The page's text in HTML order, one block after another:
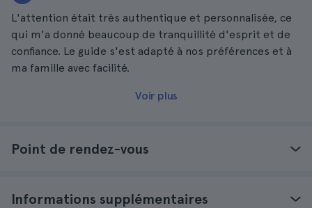
L'attention était très authentique et personnalisée, ce
qui m'a donné beaucoup de tranquillité d'esprit et de
confiance. Le guide s'est adapté à nos préférences et à
ma famille avec facilité.
Voir plus
Point de rendez-vous
Informations supplémentaires